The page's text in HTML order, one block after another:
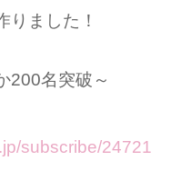
りました！
200名突破～
subscribe/24721